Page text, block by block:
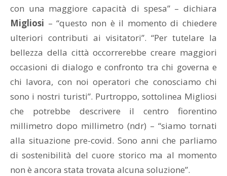
con una maggiore capacità di spesa” – dichiara
Migliosi – “questo non è il momento di chiedere
ulteriori contributi ai visitatori”. “Per tutelare la
bellezza della città occorrerebbe creare maggiori
occasioni di dialogo e confronto tra chi governa e
chi lavora, con noi operatori che conosciamo chi
sono i nostri turisti”. Purtroppo, sottolinea Migliosi
che potrebbe descrivere il centro fiorentino
millimetro dopo millimetro (ndr) – “siamo tornati
alla situazione pre-covid. Sono anni che parliamo
di sostenibilità del cuore storico ma al momento
non è ancora stata trovata alcuna soluzione”.